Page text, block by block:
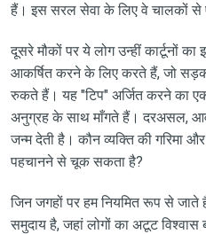
हैं। इस सरल सेवा के लिए वे चालकों से
दूसरे मौकों पर ये लोग उन्हीं कार्टूनों का
आकर्षित करने के लिए करते हैं, जो
रुकते हैं। यह "टिप" अर्जित करने का
अनुग्रह के साथ माँगते हैं। दरअसल,
जन्म देती है। कौन व्यक्ति की गरिमा
पहचानने से चूक सकता है?
जिन जगहों पर हम नियमित रूप से
समुदाय है, जहां लोगों का अटूट